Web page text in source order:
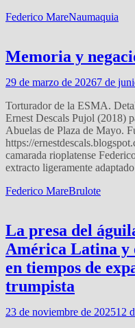
Federico MareNaumaquia
Memoria y
29 de marzo de 20267 de
Torturador de la ESMA.
Ernest Descals Pujol (2018)
Abuelas de Plaza de Mayo.
https://
camarada rioplatense
extracto ligeramente
Federico MareBrulote
La presa del
América Latina y
en tiempos de
trumpista
23 de noviembre de 202512